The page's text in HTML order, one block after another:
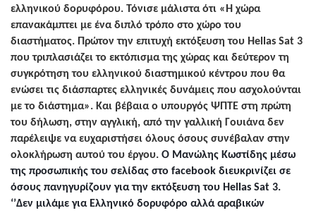
ελληνικού δορυφόρου. Τόνισε μάλιστα ότι «Η χώρα
επανακάμπτει με ένα διπλό τρόπο στο χώρο του
διαστήματος. Πρώτον την επιτυχή εκτόξευση του Hellas Sat 3
που τριπλασιάζει το εκτόπισμα της χώρας και δεύτερον τη
συγκρότηση του ελληνικού διαστημικού κέντρου που θα
ενώσει τις διάσπαρτες ελληνικές δυνάμεις που ασχολούνται
με το διάστημα». Και βέβαια ο υπουργός ΨΠΤΕ στη πρώτη
του δήλωση, στην αγγλική, από την γαλλική Γουιάνα δεν
παρέλειψε να ευχαριστήσει όλους όσους συνέβαλαν στην
ολοκλήρωση αυτού του έργου. Ο Μανώλης Κωστίδης μέσω
της προσωπικής του σελίδας στο facebook διευκρινίζει σε
όσους πανηγυρίζουν για την εκτόξευση του Hellas Sat 3.
‘’Δεν μιλάμε για Ελληνικό δορυφόρο αλλά αραβικών